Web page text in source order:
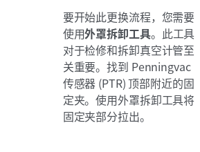
要开始此更换流程，您需要
使用外罩拆卸工具。此工具
对于检修和拆卸真空计管至
关重要。找到 Penningvac
传感器 (PTR) 顶部附近的固
定夹。使用外罩拆卸工具将
固定夹部分拉出。